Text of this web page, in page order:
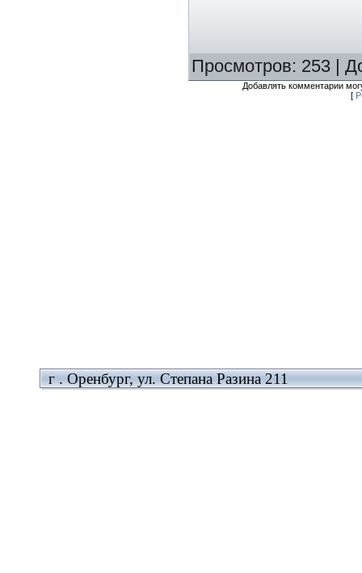
Просмотров: 253 |
Добавлять комментарии
[
г . Оренбург, ул. Степана Разина 211